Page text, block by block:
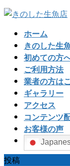
コ
ナ
ホーム
きのした生
初めての方
ご利用方法
業者の方は
ギャラリー
アクセス
コンテンツ
お客様の声
投稿